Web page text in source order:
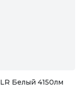
Белый 4150лм